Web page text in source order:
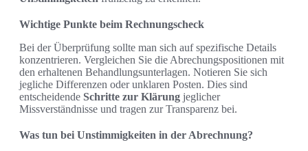
Wichtige Punkte beim Rechnungscheck
Bei der Überprüfung sollte man sich auf spezifische Details
konzentrieren. Vergleichen Sie die Abrechungspositionen mit
den erhaltenen Behandlungsunterlagen. Notieren Sie sich
jegliche Differenzen oder unklaren Posten. Dies sind
entscheidende Schritte zur Klärung jeglicher
Missverständnisse und tragen zur Transparenz bei.
Was tun bei Unstimmigkeiten in der Abrechnung?